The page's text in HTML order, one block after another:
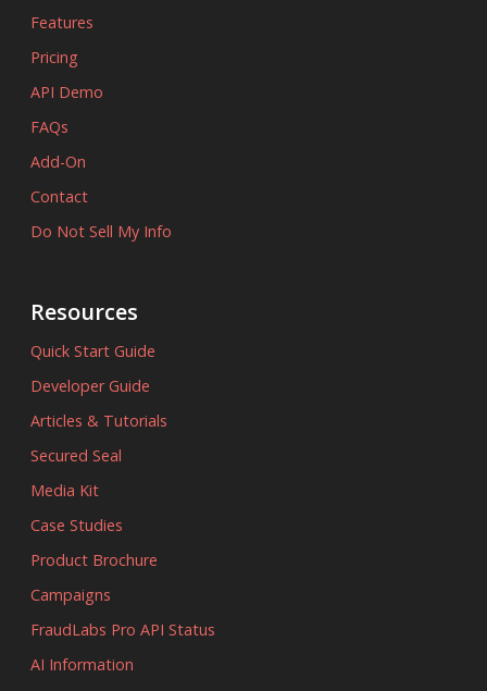
Features
Pricing
API Demo
FAQs
Add-On
Contact
Do Not Sell My Info
Resources
Quick Start Guide
Developer Guide
Articles & Tutorials
Secured Seal
Media Kit
Case Studies
Product Brochure
Campaigns
FraudLabs Pro API Status
AI Information